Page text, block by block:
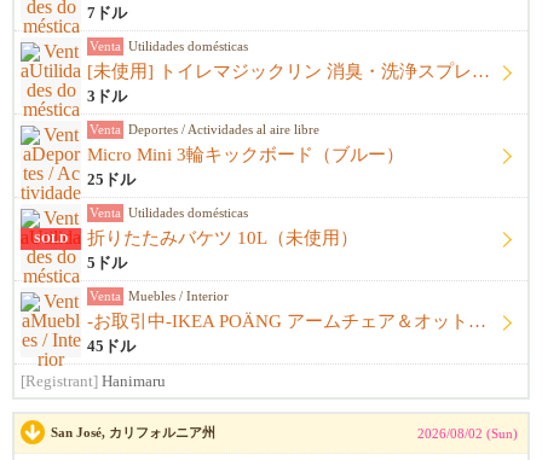
7ドル
Venta Utilidades domésticas
[未使用] トイレマジックリン 消臭・洗浄スプレー 詰め替え用（300mL）
3ドル
Venta Deportes / Actividades al aire libre
Micro Mini 3輪キックボード（ブルー）
25ドル
SOLD
Venta Utilidades domésticas
折りたたみバケツ 10L（未使用）
5ドル
Venta Muebles / Interior
-お取引中-IKEA POÄNG アームチェア＆オットマンセット
45ドル
[Registrant] Hanimaru
San José, カリフォルニア州 2026/08/02 (Sun)